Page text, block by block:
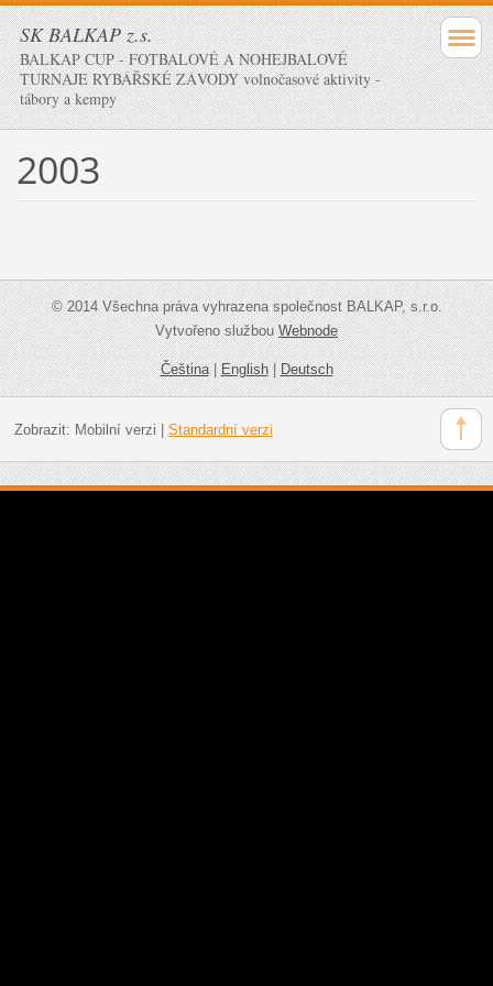
SK BALKAP z.s.
BALKAP CUP - FOTBALOVÉ A NOHEJBALOVÉ
TURNAJE RYBÁŘSKÉ ZÁVODY volnočasové aktivity -
tábory a kempy
2003
© 2014 Všechna práva vyhrazena společnost BALKAP, s.r.o.
Vytvořeno službouWebnode
Čeština|English|Deutsch
Zobrazit: Mobilní verzi Standardní verzi